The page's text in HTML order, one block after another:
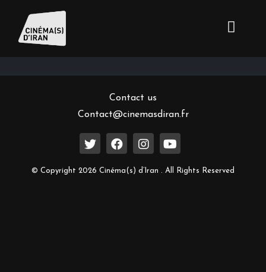
Inscrivez-vous à notre newsletter
Contact us
Contact@cinemasdiran.fr
© Copyright 2026 Cinéma(s) d’Iran . All Rights Reserved